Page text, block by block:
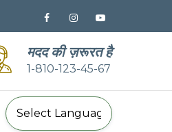
मदद की ज़रूरत है
1-810-123-45-67